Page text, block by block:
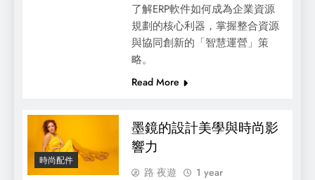
了解ERP軟件如何成為企業資源
規劃的核心利器，掌握整合資源
與協同創新的「智慧運營」策
略。
Read More
時尚配件
墨鏡的設計美學與時尚影
響力
路 夜遊
1 year